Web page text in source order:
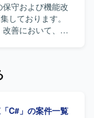
保守および機能改
しております。
改善において、要
対応できる方を
ルの双方を高め
「C#」の案件一覧